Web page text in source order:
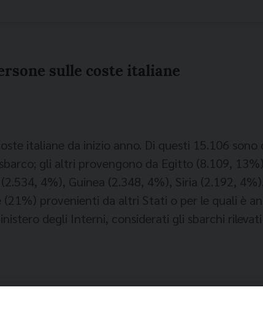
sulle coste italiane
italiane da inizio anno. Di questi 15.106
gli altri provengono da Egitto (8.109,
4%), Guinea (2.348, 4%), Siria (2.192,
provenienti da altri Stati o per le quali è
degli Interni, considerati gli sbarchi